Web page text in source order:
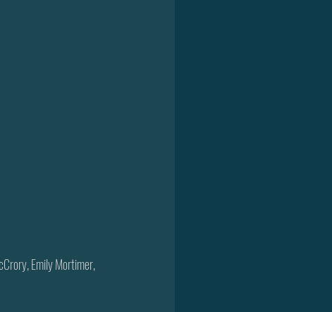
Emily Mortimer,